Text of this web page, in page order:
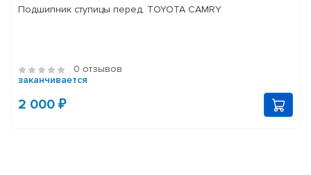
Подшипник ступицы перед. TOYOTA CAMRY
0 отзывов
заканчивается
2 000 ₽